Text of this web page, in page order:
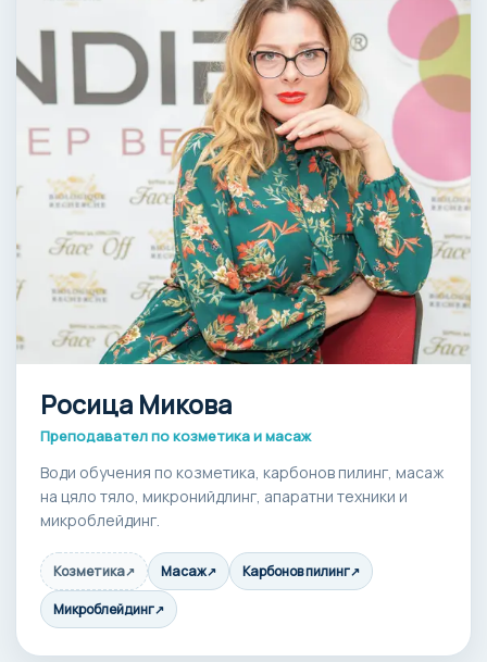
Росица Микова
Преподавател по козметика и масаж
Води обучения по козметика, карбонов пилинг, масаж
на цяло тяло, микронийдлинг, апаратни техники и
микроблейдинг.
Козметика↗ Масаж↗ Карбонов пилинг↗
Микроблейдинг↗